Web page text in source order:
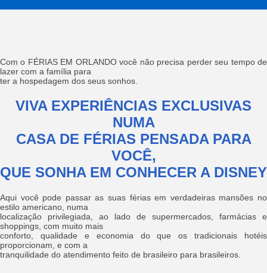
Com o FÉRIAS EM ORLANDO você não precisa perder seu tempo de
lazer com a família para
ter a hospedagem dos seus sonhos.
VIVA EXPERIÊNCIAS EXCLUSIVAS
NUMA
CASA DE FÉRIAS PENSADA PARA
VOCÊ,
QUE SONHA EM CONHECER A DISNEY
Aqui você pode passar as suas férias em verdadeiras mansões no
estilo americano, numa
localização privilegiada, ao lado de supermercados, farmácias e
shoppings, com muito mais
conforto, qualidade e economia do que os tradicionais hotéis
proporcionam, e com a
tranquilidade do atendimento feito de brasileiro para brasileiros.